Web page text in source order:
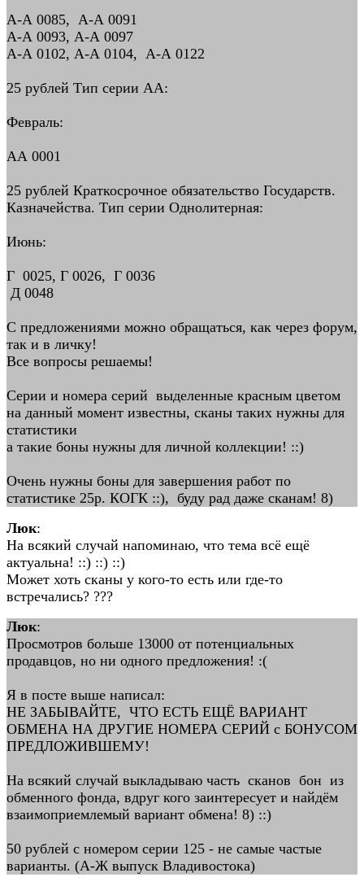
А-А 0085, А-А 0091
А-А 0093, А-А 0097
А-А 0102, А-А 0104, А-А 0122
25 рублей Тип серии АА:
Февраль:
АА 0001
25 рублей Краткосрочное обязательство Государств.
Казначейства. Тип серии Однолитерная:
Июнь:
Г 0025, Г 0026, Г 0036
Д 0048
С предложениями можно обращаться, как через форум,
так и в личку!
Все вопросы решаемы!
Серии и номера серий выделенные красным цветом
на данный момент известны, сканы таких нужны для
статистики
а такие боны нужны для личной коллекции! ::)
Очень нужны боны для завершения работ по
статистике 25р. КОГК ::), буду рад даже сканам! 8)
Люк:
На всякий случай напоминаю, что тема всё ещё
актуальна! ::) ::) ::)
Может хоть сканы у кого-то есть или где-то
встречались? ???
Люк:
Просмотров больше 13000 от потенциальных
продавцов, но ни одного предложения! :(
Я в посте выше написал:
НЕ ЗАБЫВАЙТЕ, ЧТО ЕСТЬ ЕЩЁ ВАРИАНТ
ОБМЕНА НА ДРУГИЕ НОМЕРА СЕРИЙ с БОНУСОМ
ПРЕДЛОЖИВШЕМУ!
На всякий случай выкладываю часть сканов бон из
обменного фонда, вдруг кого заинтересует и найдём
взаимоприемлемый вариант обмена! 8) ::)
50 рублей с номером серии 125 - не самые частые
варианты. (A-Ж выпуск Владивостока)